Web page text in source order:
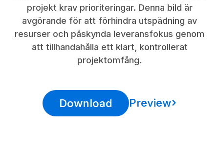
projekt krav prioriteringar. Denna bild är
avgörande för att förhindra utspädning av
resurser och påskynda leveransfokus genom
att tillhandahålla ett klart, kontrollerat
projektomfång.
Download Preview